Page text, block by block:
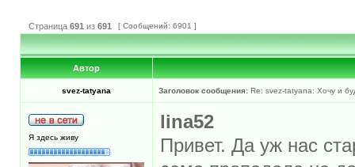
Страница 691 из 691 [ Сообщений: 6901 ]
Автор
svez-tatyana Заголовок сообщения: Re: svez-tatyana: Хочу и
Я здесь живу
lina52
Привет. Да уж нас